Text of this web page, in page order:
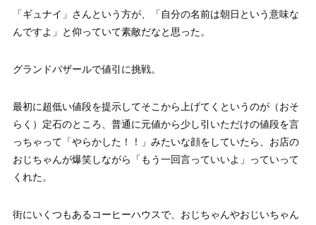
「ギュナイ」さんという方が、「自分の名前は朝日という意味な
んですよ」と仰っていて素敵だなと思った。
グランドバザールで値引に挑戦。
最初に超低い値段を提示してそこから上げてくというのが（おそ
らく）定石のところ、普通に元値から少し引いただけの値段を言
っちゃって「やらかした！！」みたいな顔をしていたら、お店の
おじちゃんが爆笑しながら「もう一回言っていいよ」っていって
くれた。
街にいくつもあるコーヒーハウスで、おじちゃんやおじいちゃん